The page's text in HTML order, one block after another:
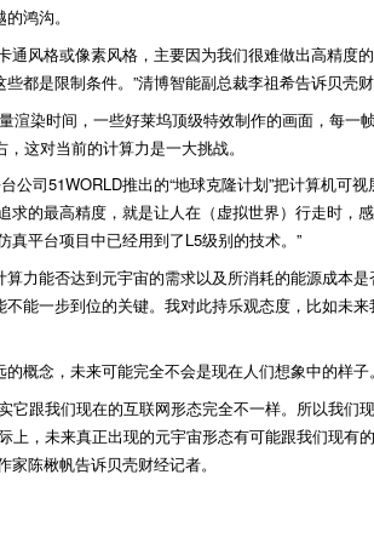
鸿沟。
风格或像素风格，主要因为我们很难做出高精度
都是限制条件。”清博智能副总裁李祖希告诉贝壳
染时间，一些好莱坞顶级特效制作的画面，每一
这对当前的计算力是一大挑战。
公司51WORLD推出的“地球克隆计划”把计算机可
的最高精度，就是让人在（虚拟世界）行走时，
真平台项目中已经用到了L5级别的技术。”
力能否达到元宇宙的需求以及所消耗的能源成本
能一步到位的关键。我对此持乐观态度，比如未
概念，未来可能完全不会是现在人们想象中的样子
跟我们现在的互联网形态完全不一样。所以我们
，未来真正出现的元宇宙形态有可能跟我们现有
陈楸帆告诉贝壳财经记者。